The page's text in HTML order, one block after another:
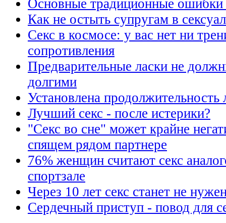
Основные традиционные ошибки
Как не остыть супругам в
Секс в космосе: у вас нет ни
сопротивления
Предварительные ласки не
долгими
Установлена продолжительность
Лучший секс - после истерики?
"Cекс во сне" может крайне
спящем рядом партнере
76% женщин считают секс
спортзале
Через 10 лет секс станет не
Сердечный приступ - повод для